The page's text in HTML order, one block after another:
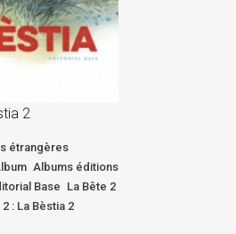
2
étrangères
Albums éditions
Base La Bête 2
: La Bèstia 2